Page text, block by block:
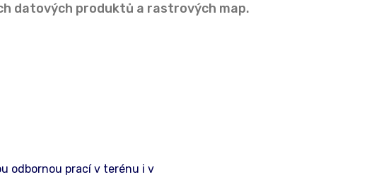
datových produktů a rastrových map.
odbornou prací v terénu i v